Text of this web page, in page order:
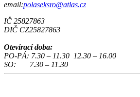
email:polaseksro@atlas.cz
IČ 25827863
DIČ CZ25827863
Otevírací doba:
PO-PÁ: 7.30 – 11.30 12.30 – 16.00
SO: 7.30 – 11.30